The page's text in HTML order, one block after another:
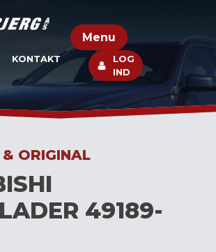
Menu
KONTAKT
LOG
IND
ORIGINAL
49189-